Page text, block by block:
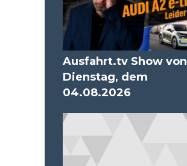
Ausfahrt.tv Show von
Dienstag, dem
04.08.2026